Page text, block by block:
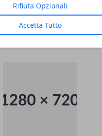
Rifiuta Opzionali
Accetta Tutto
l’aeroporto di